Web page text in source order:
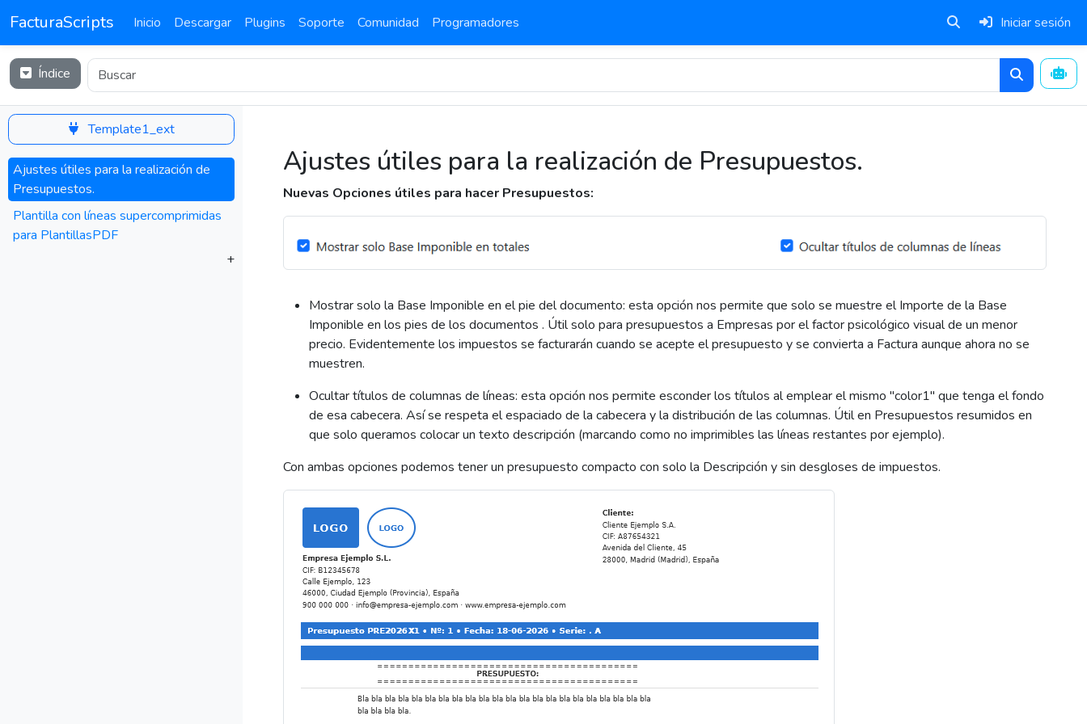
FacturaScripts Inicio Descargar Plugins Soporte Comunidad Programadores Iniciar sesión
Índice
Template1_ext
Ajustes útiles para la realización de
Presupuestos.
Plantilla con líneas supercomprimidas
para PlantillasPDF
+
Ajustes útiles para la realización de Presupuestos.
Nuevas Opciones útiles para hacer Presupuestos:
Mostrar solo la Base Imponible en el pie del documento: esta opción nos permite que solo se muestre el Importe de la Base
Imponible en los pies de los documentos . Útil solo para presupuestos a Empresas por el factor psicológico visual de un menor
precio. Evidentemente los impuestos se facturarán cuando se acepte el presupuesto y se convierta a Factura aunque ahora no se
muestren.
Ocultar títulos de columnas de líneas: esta opción nos permite esconder los títulos al emplear el mismo "color1" que tenga el fondo
de esa cabecera. Así se respeta el espaciado de la cabecera y la distribución de las columnas. Útil en Presupuestos resumidos en
que solo queramos colocar un texto descripción (marcando como no imprimibles las líneas restantes por ejemplo).
Con ambas opciones podemos tener un presupuesto compacto con solo la Descripción y sin desgloses de impuestos.